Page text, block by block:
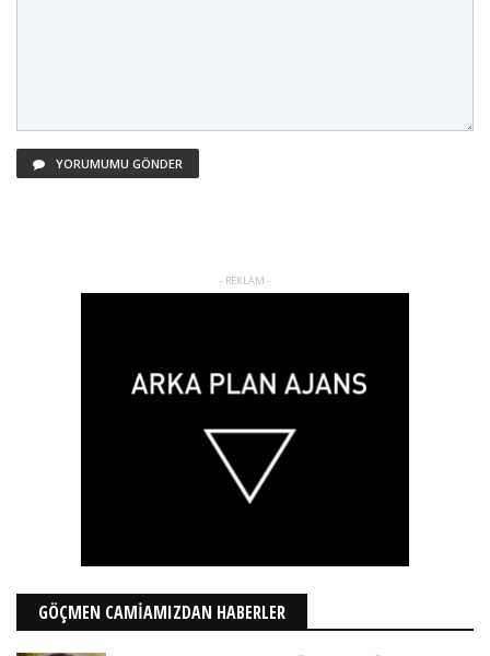
YORUMUMU GÖNDER
- REKLAM -
GÖÇMEN CAMİAMIZDAN HABERLER